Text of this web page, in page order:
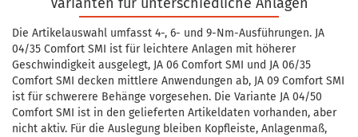
Die Artikelauswahl umfasst 4-, 6- und 9-Nm-Ausführungen. JA
04/35 Comfort SMI ist für leichtere Anlagen mit höherer
Geschwindigkeit ausgelegt, JA 06 Comfort SMI und JA 06/35
Comfort SMI decken mittlere Anwendungen ab, JA 09 Comfort SMI
ist für schwerere Behänge vorgesehen. Die Variante JA 04/50
Comfort SMI ist in den gelieferten Artikeldaten vorhanden, aber
nicht aktiv. Für die Auslegung bleiben Kopfleiste, Anlagenmaß,